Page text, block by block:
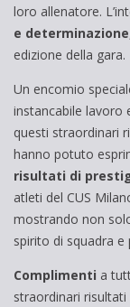
loro allenatore.
e determinazione
edizione della gara.
Un encomio
instancabile lavoro
questi straordinari
hanno potuto
risultati di
atleti del CUS
mostrando non
spirito di squadra e
Complimenti a
straordinari